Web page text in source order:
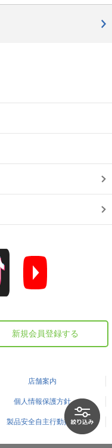
新規会員登録する
店舗案内
個人情報保護方針
製品安全自主行動指針